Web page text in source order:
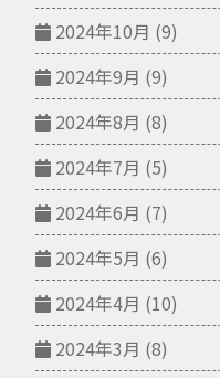
2024年10月 (9)
2024年9月 (9)
2024年8月 (8)
2024年7月 (5)
2024年6月 (7)
2024年5月 (6)
2024年4月 (10)
2024年3月 (8)